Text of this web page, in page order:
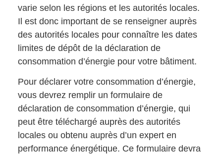
varie selon les régions et les autorités locales.
Il est donc important de se renseigner auprès
des autorités locales pour connaître les dates
limites de dépôt de la déclaration de
consommation d’énergie pour votre bâtiment.
Pour déclarer votre consommation d’énergie,
vous devrez remplir un formulaire de
déclaration de consommation d’énergie, qui
peut être téléchargé auprès des autorités
locales ou obtenu auprès d’un expert en
performance énergétique. Ce formulaire devra